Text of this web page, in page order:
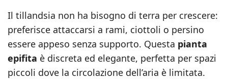
Il tillandsia non ha bisogno di terra per crescere:
preferisce attaccarsi a rami, ciottoli o persino
essere appeso senza supporto. Questa pianta
epifita è discreta ed elegante, perfetta per spazi
piccoli dove la circolazione dell’aria è limitata.